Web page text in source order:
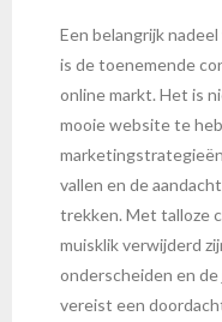
Een belangrijk
is de toenemende
online markt. Het is
mooie website te
vallen en de
trekken. Met talloze
muisklik verwijderd
onderscheiden en
vereist een